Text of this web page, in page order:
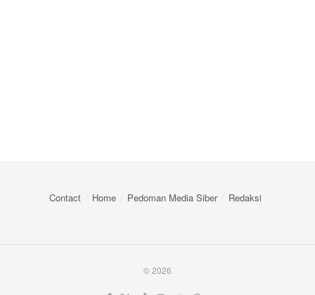
Contact Home Pedoman Media Siber Redaksi
© 2026